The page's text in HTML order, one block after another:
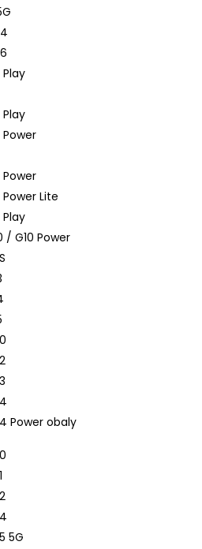
Lite
/ G10 Power
Power obaly
5G